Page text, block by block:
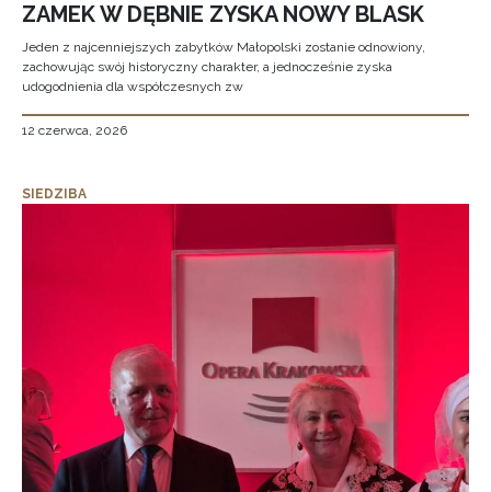
ZAMEK W DĘBNIE ZYSKA NOWY BLASK
Jeden z najcenniejszych zabytków Małopolski zostanie odnowiony,
zachowując swój historyczny charakter, a jednocześnie zyska
udogodnienia dla współczesnych zw
12 czerwca, 2026
SIEDZIBA